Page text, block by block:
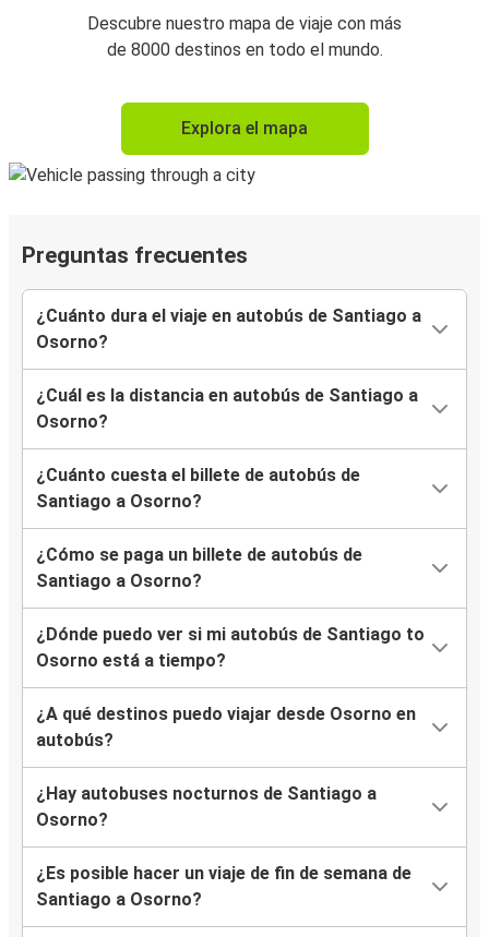
Descubre nuestro mapa de viaje con más
de 8000 destinos en todo el mundo.
Explora el mapa
Preguntas frecuentes
¿Cuánto dura el viaje en autobús de Santiago a
Osorno?
¿Cuál es la distancia en autobús de Santiago a
Osorno?
¿Cuánto cuesta el billete de autobús de
Santiago a Osorno?
¿Cómo se paga un billete de autobús de
Santiago a Osorno?
¿Dónde puedo ver si mi autobús de Santiago to
Osorno está a tiempo?
¿A qué destinos puedo viajar desde Osorno en
autobús?
¿Hay autobuses nocturnos de Santiago a
Osorno?
¿Es posible hacer un viaje de fin de semana de
Santiago a Osorno?